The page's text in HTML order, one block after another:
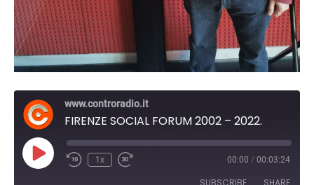
www.controradio.it
FIRENZE SOCIAL FORUM 2002 – 2022.
Play
Episode
1x 00:00 / 00:03:24
SUBSCRIBE SHARE